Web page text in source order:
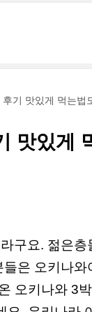
기 맛있게 먹는법
맛있게
구요. 젊은
은 오키나
오키나와 3